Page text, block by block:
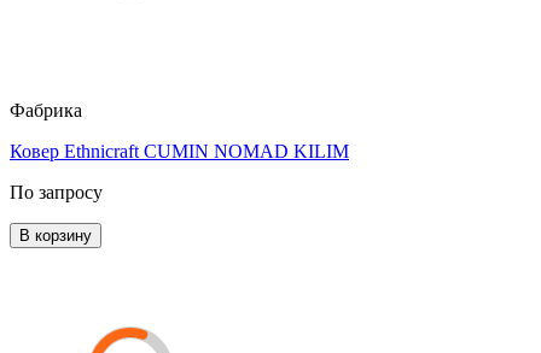
Фабрика
Ковер Ethnicraft CUMIN NOMAD KILIM
По запросу
В корзину